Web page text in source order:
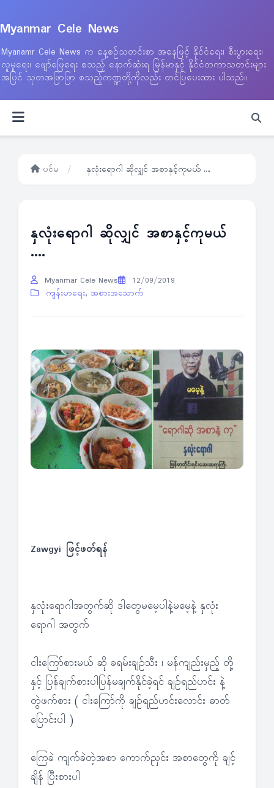
Myanmar Cele News
Myanamr Cele News က နေ့စဉ်သတင်းစာ အနေဖြင့် နိုင်ငံရေး၊ စီးပွားရေး၊
လူမှုရေး၊ ဖျော်ဖြေရေး စသည့် နောက်ဆုံးရ မြန်မာနှင့် နိုင်ငံတကာသတင်းများ
အပြင် သုတအဖြာဖြာ စသည့်ကဏ္ဍတို့ကိုလည်း တင်ပြပေးထား ပါသည်။
ပင်မ / နှလုံးရောဂါ ဆိုလျှင် အစာနှင့်ကုမယ် ….
နှလုံးရောဂါ ဆိုလျှင် အစာနှင့်ကုမယ်
….
Myanmar Cele News
12/09/2019
ကျန်းမာရေး, အစားအသောက်
Zawgyi ဖြင့်ဖတ်ရန်
နှလုံးရောဂါအတွက်ဆို ဒါတွေမမေ့ပါနဲ့မမေ့နဲ့ နှလုံး
ရောဂါ အတွက်
ငါးကြော်စားမယ် ဆို ခရမ်းချဉ်သီး ၊ မန်ကျည်းမှည့် တို့
နှင့် ပြန်ချက်စားပါပြန်မချက်နိုင်ခဲ့ရင် ချဉ်ရည်ဟင်း နဲ့
တွဲဖက်စား ( ငါးကြော်ကို ချဉ်ရည်ဟင်းလောင်း ဓာတ်
ပြောင်းပါ )
ကြေခဲ ကျက်ခဲတဲ့အစာ ကောက်ညှင်း အစာတွေကို ချင့်
ချိန် ပြီးစားပါ